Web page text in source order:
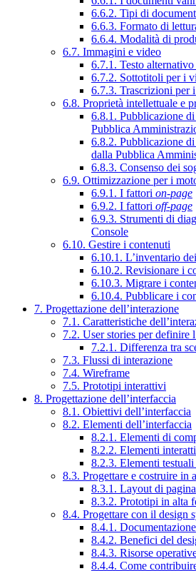
6.6.2. Tipi di
6.6.3. Formato di
6.6.4. Modalità di
6.7. Immagini e video
6.7.1. Testo
6.7.2. Sottotitoli per i
6.7.3. Trascrizioni per
6.8. Proprietà intellettuale e
6.8.1. Pubblicazione
Pubblica
6.8.2. Pubblicazione
dalla Pubblica
6.8.3. Consenso dei
6.9. Ottimizzazione per i
6.9.1. I fattori on-page
6.9.2. I fattori off-page
6.9.3. Strumenti di
Console
6.10. Gestire i contenuti
6.10.1. L’inventario
6.10.2. Revisionare i
6.10.3. Migrare i
6.10.4. Pubblicare i
7. Progettazione dell’interazione
7.1. Caratteristiche
7.2. User stories per definire
7.2.1. Differenza tra
7.3. Flussi di interazione
7.4. Wireframe
7.5. Prototipi interattivi
8. Progettazione dell’interfaccia
8.1. Obiettivi dell’interfaccia
8.2. Elementi dell’interfaccia
8.2.1. Elementi di
8.2.2. Elementi
8.2.3. Elementi
8.3. Progettare e costruire in
8.3.1. Layout di pagina
8.3.2. Prototipi in alta
8.4. Progettare con il design
8.4.1. Documentazione
8.4.2. Benefici del
8.4.3. Risorse
8.4.4. Come